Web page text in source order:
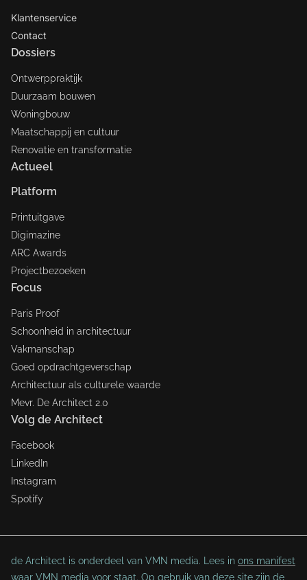
Klantenservice
Contact
Dossiers
Ontwerppraktijk
Duurzaam bouwen
Woningbouw
Maatschappij en cultuur
Renovatie en transformatie
Actueel
Platform
Printuitgave
Digimazine
ARC Awards
Projectbezoeken
Focus
Paris Proof
Schoonheid in architectuur
Vakmanschap
Goed opdrachtgeverschap
Architectuur als culturele waarde
Mevr. De Architect 2.0
Volg de Architect
Facebook
LinkedIn
Instagram
Spotify
de Architect is onderdeel van VMN media. Lees in ons manifest
waar VMN media voor staat. Op gebruik van deze site zijn de